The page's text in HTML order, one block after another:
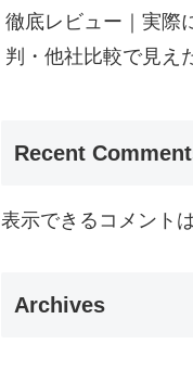
徹底レビュー｜実際
判・他社比較で見え
Recent
表示できるコメント
Archives